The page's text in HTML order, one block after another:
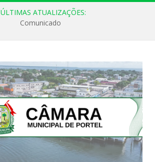
ÚLTIMAS ATUALIZAÇÕES:
Comunicado